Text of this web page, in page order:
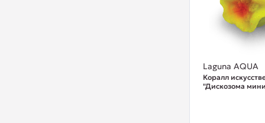
Laguna AQUA
Коралл
"Дискозома